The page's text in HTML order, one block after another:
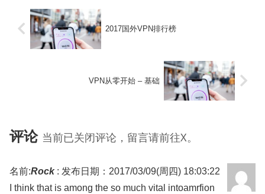
2017国外VPN排行榜
VPN从零开始 – 基础
评论 当前已关闭评论，留言请前往X。
名前:Rock: 发布日期：2017/03/09(周四) 18:03:22
I think that is among the so much vital intoamrfion